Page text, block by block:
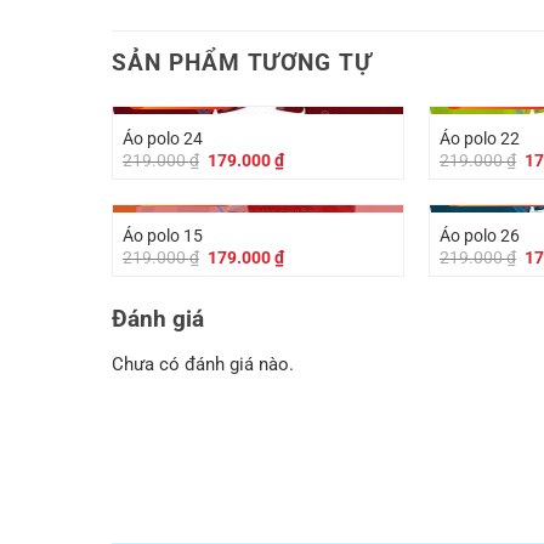
SẢN PHẨM TƯƠNG TỰ
Áo polo 24
219.000₫ Giá
219.000 ₫.
179.000₫Giá
hiện
là:
Áo polo 22
219.000₫
Áo polo 15
219.000₫ Giá
179.000₫Giá
hiện
Áo polo 26
219.000₫
Đánh giá
Chưa có đánh giá nào.